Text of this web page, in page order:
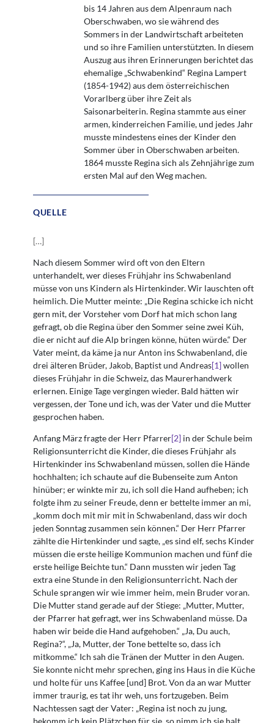
bis 14 Jahren aus dem Alpenraum nach
Oberschwaben, wo sie während des
Sommers in der Landwirtschaft arbeiteten
und so ihre Familien unterstützten. In diesem
Auszug aus ihren Erinnerungen berichtet das
ehemalige „Schwabenkind“ Regina Lampert
(1854-1942) aus dem österreichischen
Vorarlberg über ihre Zeit als
Saisonarbeiterin. Regina stammte aus einer
armen, kinderreichen Familie, und jedes Jahr
musste mindestens eines der Kinder den
Sommer über in Oberschwaben arbeiten.
1864 musste Regina sich als Zehnjährige zum
ersten Mal auf den Weg machen.
QUELLE
[…]
Nach diesem Sommer wird oft von den Eltern
unterhandelt, wer dieses Frühjahr ins Schwabenland
müsse von uns Kindern als Hirtenkinder. Wir lauschten oft
heimlich. Die Mutter meinte: „Die Regina schicke ich nicht
gern mit, der Vorsteher vom Dorf hat mich schon lang
gefragt, ob die Regina über den Sommer seine zwei Küh,
die er nicht auf die Alp bringen könne, hüten würde.“ Der
Vater meint, da käme ja nur Anton ins Schwabenland, die
drei älteren Brüder, Jakob, Baptist und Andreas[1]wollen
dieses Frühjahr in die Schweiz, das Maurerhandwerk
erlernen. Einige Tage vergingen wieder. Bald hätten wir
vergessen, der Tone und ich, was der Vater und die Mutter
gesprochen haben.
Anfang März fragte der Herr Pfarrer[2] in der Schule beim
Religionsunterricht die Kinder, die dieses Frühjahr als
Hirtenkinder ins Schwabenland müssen, sollen die Hände
hochhalten; ich schaute auf die Bubenseite zum Anton
hinüber; er winkte mir zu, ich soll die Hand aufheben; ich
folgte ihm zu seiner Freude, denn er bettelte immer an mi,
„komm doch mit mir mit in Schwabenland, dass wir doch
jeden Sonntag zusammen sein können.“ Der Herr Pfarrer
zählte die Hirtenkinder und sagte, „es sind elf, sechs Kinder
müssen die erste heilige Kommunion machen und fünf die
erste heilige Beichte tun.“ Dann mussten wir jeden Tag
extra eine Stunde in den Religionsunterricht. Nach der
Schule sprangen wir wie immer heim, mein Bruder voran.
Die Mutter stand gerade auf der Stiege: „Mutter, Mutter,
der Pfarrer hat gefragt, wer ins Schwabenland müsse. Da
haben wir beide die Hand aufgehoben.“ „Ja, Du auch,
Regina?“, „Ja, Mutter, der Tone bettelte so, dass ich
mitkomme.“ Ich sah die Tränen der Mutter in den Augen.
Sie konnte nicht mehr sprechen, ging ins Haus in die Küche
und holte für uns Kaffee [und] Brot. Von da an war Mutter
immer traurig, es tat ihr weh, uns fortzugeben. Beim
Nachtessen sagt der Vater: „Regina ist noch zu jung,
bekomm ich kein Plätzchen für sie, so nimm ich sie halt